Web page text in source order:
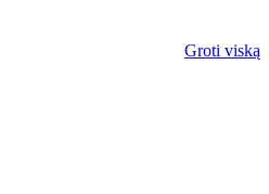
Groti viską